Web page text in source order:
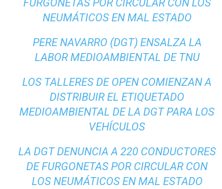
FURGONETAS POR CIRCULAR CON LOS
NEUMÁTICOS EN MAL ESTADO
PERE NAVARRO (DGT) ENSALZA LA
LABOR MEDIOAMBIENTAL DE TNU
LOS TALLERES DE OPEN COMIENZAN A
DISTRIBUIR EL ETIQUETADO
MEDIOAMBIENTAL DE LA DGT PARA LOS
VEHÍCULOS
LA DGT DENUNCIA A 220 CONDUCTORES
DE FURGONETAS POR CIRCULAR CON
LOS NEUMÁTICOS EN MAL ESTADO